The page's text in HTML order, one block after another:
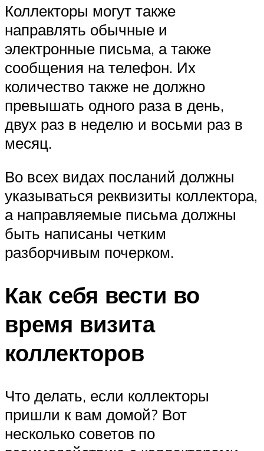
Коллекторы могут также
направлять обычные и
электронные письма, а также
сообщения на телефон. Их
количество также не должно
превышать одного раза в день,
двух раз в неделю и восьми раз в
месяц.
Во всех видах посланий должны
указываться реквизиты коллектора,
а направляемые письма должны
быть написаны четким
разборчивым почерком.
Как себя вести во
время визита
коллекторов
Что делать, если коллекторы
пришли к вам домой? Вот
несколько советов по